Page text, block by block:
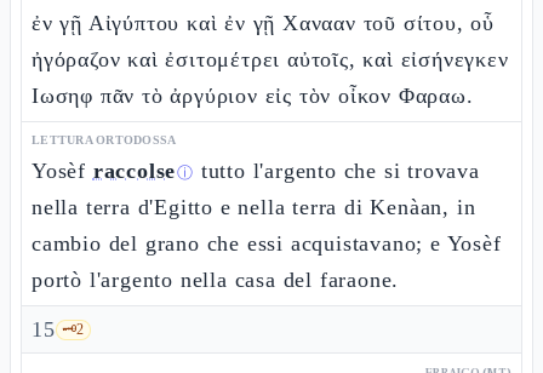
ἐν γῇ Αἰγύπτου καὶ ἐν γῇ Χανααν τοῦ σίτου, οὗ
ἠγόραζον καὶ ἐσιτομέτρει αὐτοῖς, καὶ εἰσήνεγκεν
Ιωσηφ πᾶν τὸ ἀργύριον εἰς τὸν οἶκον Φαραω.
LETTURA ORTODOSSA
Yosèf raccolseⓘ tutto l'argento che si trovava
nella terra d'Egitto e nella terra di Kenàan, in
cambio del grano che essi acquistavano; e Yosèf
portò l'argento nella casa del faraone.
15 🗝️2